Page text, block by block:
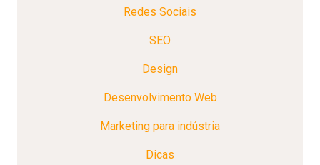
Redes Sociais
SEO
Design
Desenvolvimento Web
Marketing para indústria
Dicas